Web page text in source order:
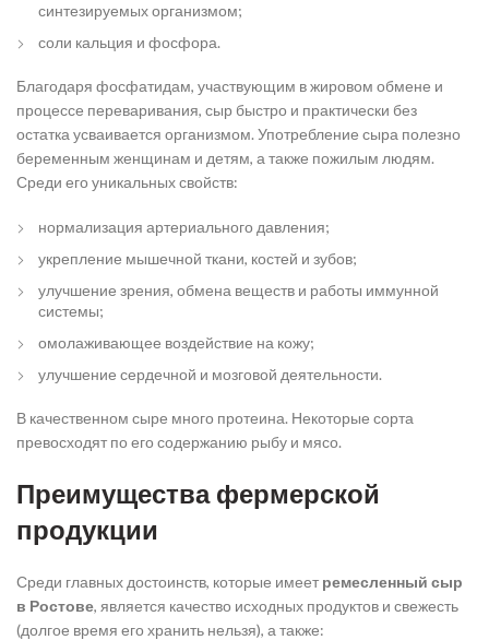
синтезируемых организмом;
соли кальция и фосфора.
Благодаря фосфатидам, участвующим в жировом обмене и
процессе переваривания, сыр быстро и практически без
остатка усваивается организмом. Употребление сыра полезно
беременным женщинам и детям, а также пожилым людям.
Среди его уникальных свойств:
нормализация артериального давления;
укрепление мышечной ткани, костей и зубов;
улучшение зрения, обмена веществ и работы иммунной
системы;
омолаживающее воздействие на кожу;
улучшение сердечной и мозговой деятельности.
В качественном сыре много протеина. Некоторые сорта
превосходят по его содержанию рыбу и мясо.
Преимущества фермерской
продукции
Среди главных достоинств, которые имеет ремесленный сыр
в Ростове, является качество исходных продуктов и свежесть
(долгое время его хранить нельзя), а также: